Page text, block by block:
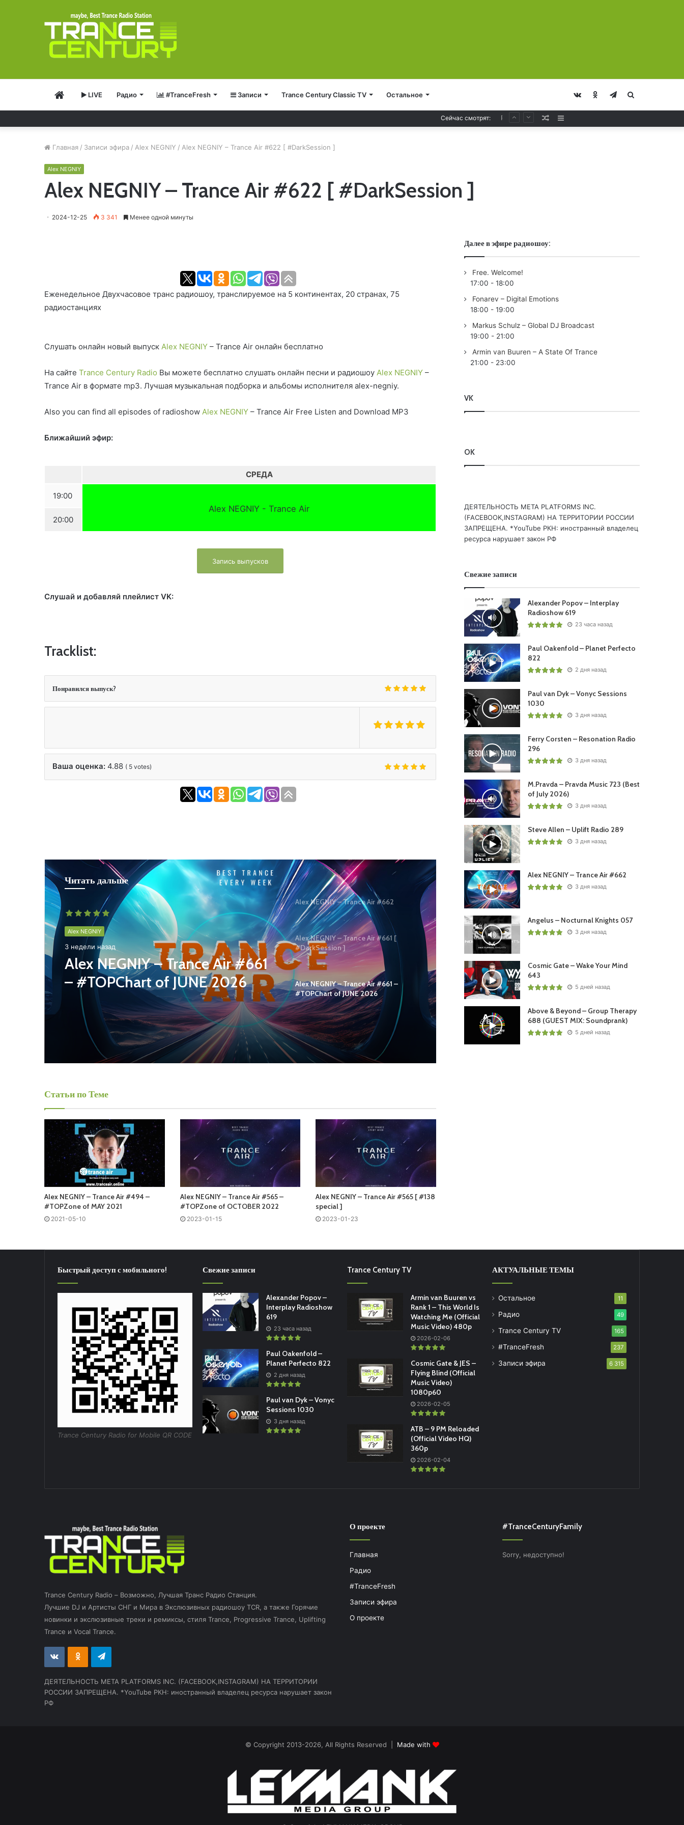
ГлавнаяLIVE Радио #TranceFresh Записи Trance Century Classic TV Остальное Telegram
Odnoklassniki
vk.com
Сейчас смотрят: Случайная
Главная / Записи эфира / Alex NEGNIY / Alex NEGNIY – Trance Air #622 [ #DarkSession ]
Alex NEGNIY
Alex NEGNIY – Trance Air #622 [ #DarkSession ]
2024-12-25 3 341 Менее одной минуты
Еженедельное Двухчасовое транс радиошоу, транслируемое на 5 континентах, 20 странах, 75
радиостанциях
Слушать онлайн новый выпуск Alex NEGNIY – Trance Air онлайн бесплатно
На сайте Trance Century Radio Вы можете бесплатно слушать онлайн песни и радиошоу Alex NEGNIY –
Trance Air в формате mp3. Лучшая музыкальная подборка и альбомы исполнителя alex-negniy.
Also you can find all episodes of radioshow Alex NEGNIY – Trance Air Free Listen and Download MP3
Ближайший эфир:
СРЕДА
19:00
Alex NEGNIY - Trance Air
20:00
Запись выпусков
Слушай и добавляй плейлист VK:
Tracklist:
Понравился выпуск?
Ваша оценка: 4.88 ( 5 votes)
Читать дальше
Alex NEGNIY
3 недели назад
Alex NEGNIY – Trance Air #661
– #TOPChart of JUNE 2026
Alex NEGNIY – Trance Air #662
Alex NEGNIY – Trance Air #661 [
#DarkSession ]
Alex NEGNIY – Trance Air #661 –
#TOPChart of JUNE 2026
Статьи по Теме
Alex NEGNIY – Trance Air #494 –
#TOPZone of MAY 2021
2021-05-10
Alex NEGNIY – Trance Air #565 –
#TOPZone of OCTOBER 2022
2023-01-15
Alex NEGNIY – Trance Air #565 [ #138
special ]
2023-01-23
Далее в эфире радиошоу:
Free. Welcome!
17:00 -18:00
Fonarev – Digital Emotions
18:00 -19:00
Markus Schulz – Global DJ Broadcast
19:00 - 21:00
Armin van Buuren – A State Of Trance
21:00 - 23:00
VK
OK
ДЕЯТЕЛЬНОСТЬ МЕТА PLATFORMS INC.
(FACEBOOK,INSTAGRAM) НА ТЕРРИТОРИИ РОССИИ
ЗАПРЕЩЕНА. *YouTube РКН: иностранный владелец
ресурса нарушает закон РФ
Свежие записи
Alexander Popov – Interplay
Radioshow 619
23 часа назад
Paul Oakenfold – Planet Perfecto
822
2 дня назад
Paul van Dyk – Vonyc Sessions
1030
3 дня назад
Ferry Corsten – Resonation Radio
296
3 дня назад
M.Pravda – Pravda Music 723 (Best
of July 2026)
3 дня назад
Steve Allen – Uplift Radio 289
3 дня назад
Alex NEGNIY – Trance Air #662
3 дня назад
Angelus – Nocturnal Knights 057
3 дня назад
Cosmic Gate – Wake Your Mind
643
5 дней назад
Above & Beyond – Group Therapy
688 (GUEST MIX: Soundprank)
5 дней назад
Быстрый доступ с мобильного!
Trance Century Radio for Mobile QR CODE
Свежие записи
Alexander Popov –
Interplay Radioshow
619
23 часа назад
Paul Oakenfold –
Planet Perfecto 822
2 дня назад
Paul van Dyk – Vonyc
Sessions 1030
3 дня назад
Trance Century TV
Armin van Buuren vs
Rank 1 – This World Is
Watching Me (Official
Music Video) 480p
2026-02-06
Cosmic Gate & JES –
Flying Blind (Official
Music Video)
1080p60
2026-02-05
ATB – 9 PM Reloaded
(Official Video HQ)
360p
2026-02-04
АКТУАЛЬНЫЕ ТЕМЫ
Остальное 11
Радио 49
Trance Century TV 165
#TranceFresh 237
Записи эфира 6 315
Trance Century Radio – Возможно, Лучшая Транс Радио Станция.
Лучшие DJ и Артисты СНГ и Мира в Экслюзивных радиошоу TCR, а также Горячие
новинки и экслюзивные треки и ремиксы, стиля Trance, Progressive Trance, Uplifting
Trance и Vocal Trance.
vk.com Odnoklassniki
Telegram
ДЕЯТЕЛЬНОСТЬ МЕТА PLATFORMS INC. (FACEBOOK,INSTAGRAM) НА ТЕРРИТОРИИ
РОССИИ ЗАПРЕЩЕНА. *YouTube РКН: иностранный владелец ресурса нарушает закон
РФ
О проекте
Главная
Радио
#TranceFresh
Записи эфира
О проекте
#TranceCenturyFamily
Sorry, недоступно!
© Copyright 2013-2026, All Rights Reserved | Made with